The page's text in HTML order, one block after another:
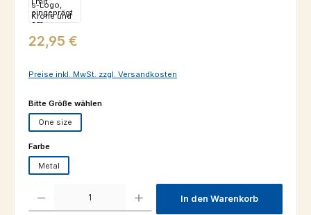
Regulärer Preis:
22,95 €
Preise inkl. MwSt. zzgl. Versandkosten
Bitte Größe wählenauswählen
One size
Farbeauswählen
Metal
In den Warenkorb